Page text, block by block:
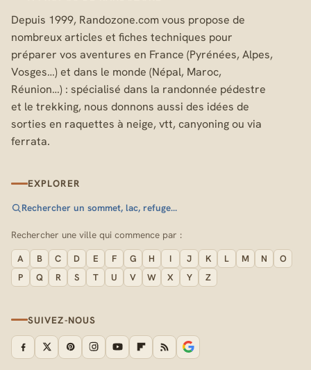
Depuis 1999, Randozone.com vous propose de
nombreux articles et fiches techniques pour
préparer vos aventures en France (Pyrénées, Alpes,
Vosges…) et dans le monde (Népal, Maroc,
Réunion…) : spécialisé dans la randonnée pédestre
et le trekking, nous donnons aussi des idées de
sorties en raquettes à neige, vtt, canyoning ou via
ferrata.
EXPLORER
Rechercher un sommet, lac, refuge…
Rechercher une ville qui commence par :
A B C D E F G H I J K L M N
O
P
Q R S T U V W X Y Z
SUIVEZ-NOUS